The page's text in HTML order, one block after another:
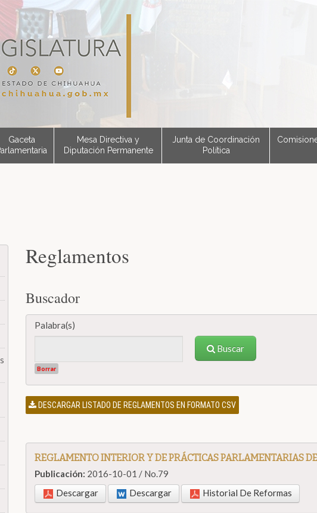
Gaceta
Mesa Directiva y
Diputación Permanente
Junta de Coordinación
Política
Reglamentos
Buscador
Palabra(s)
Borrar
Buscar
DESCARGAR LISTADO DE REGLAMENTOS EN FORMATO CSV
REGLAMENTO INTERIOR Y DE PRÁCTICAS PARLAMENTARIAS
Publicación: 2016-10-01 / No.79
Descargar
Descargar Historial De Reformas